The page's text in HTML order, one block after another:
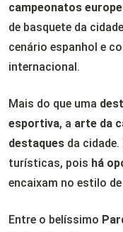
campeonatos
de basquete da
cenário espanhol e
internacional.
Mais do que uma
esportiva, a arte da
destaques da
turísticas, pois há
encaixam no estilo
Entre o belíssimo